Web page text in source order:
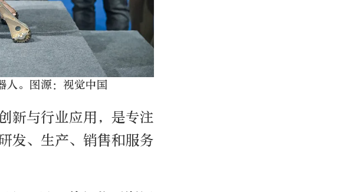
。图源：视觉中国
新与行业应用，是专注
发、生产、销售和服务